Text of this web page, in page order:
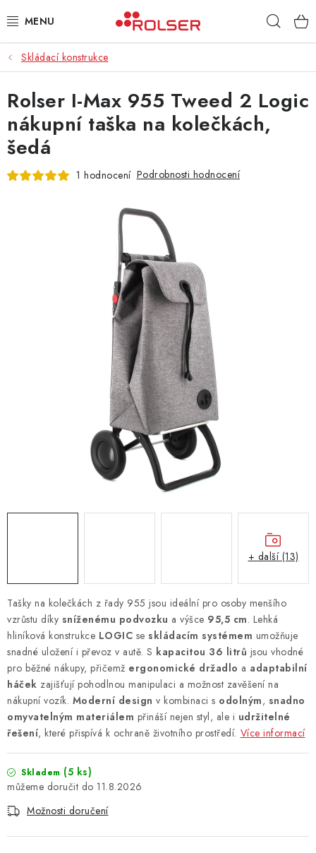
na
TAŠKY NA KOLEČKÁCH
ŽEHLICÍ PRKNA
SCHŮDKY
KLASICKÉ TAŠKY
Obchodní podmínky
Skládací konstrukce
Tašky na kolečkách z řady 955 jsou ideální pro osoby menšího
vzrůstu díky sníženému podvozku a výšce 95,5 cm. Lehká
hliníková konstrukce LOGIC se skládacím systémem umožňuje
snadné uložení i převoz v autě. S kapacitou 36 litrů jsou vhodné
pro běžné nákupy, přičemž ergonomické držadlo a adaptabilní
háček zajišťují pohodlnou manipulaci a možnost zavěšení na
nákupní vozík. Moderní design v kombinaci s odolným, snadno
omyvatelným materiálem přináší nejen styl, ale i udržitelné
řešení, které přispívá k ochraně životního prostředí. Více informací
Skladem (5 ks)
11.8.2026
Možnosti doručení
Rolser I-Max 955 Tweed 2 Logic
nákupní taška na kolečkách,
šedá
1 hodnocení Podrobnosti hodnocení
+ další (13)